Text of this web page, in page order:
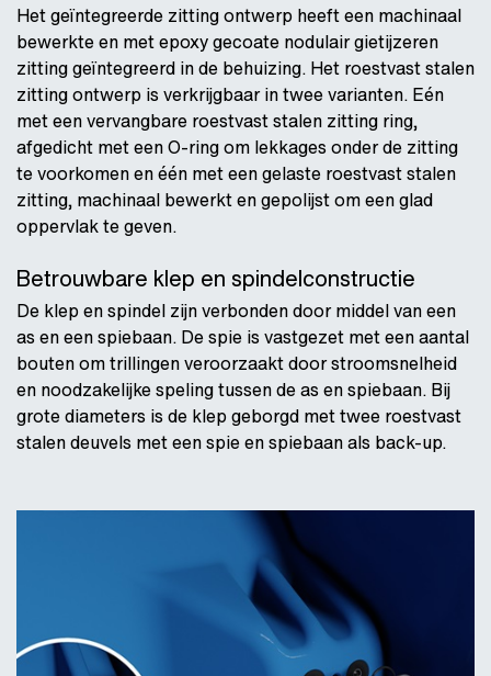
Het geïntegreerde zitting ontwerp heeft een machinaal
bewerkte en met epoxy gecoate nodulair gietijzeren
zitting geïntegreerd in de behuizing. Het roestvast stalen
zitting ontwerp is verkrijgbaar in twee varianten. Eén
met een vervangbare roestvast stalen zitting ring,
afgedicht met een O-ring om lekkages onder de zitting
te voorkomen en één met een gelaste roestvast stalen
zitting, machinaal bewerkt en gepolijst om een glad
oppervlak te geven.
Betrouwbare klep en spindelconstructie
De klep en spindel zijn verbonden door middel van een
as en een spiebaan. De spie is vastgezet met een aantal
bouten om trillingen veroorzaakt door stroomsnelheid
en noodzakelijke speling tussen de as en spiebaan. Bij
grote diameters is de klep geborgd met twee roestvast
stalen deuvels met een spie en spiebaan als back-up.